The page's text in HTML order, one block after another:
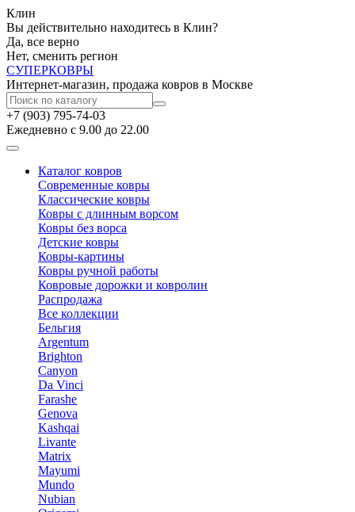
Клин
Вы действительно находитесь в Клин?
Да, все верно
Нет, сменить регион
СУПЕРКОВРЫ
Интернет-магазин, продажа ковров в Москве
+7 (903) 795-74-03
Ежедневно с 9.00 до 22.00
Каталог ковров
Современные ковры
Классические ковры
Ковры с длинным ворсом
Ковры без ворса
Детские ковры
Ковры-картины
Ковры ручной работы
Ковровые дорожки и ковролин
Распродажа
Все коллекции
Бельгия
Argentum
Brighton
Canyon
Da Vinci
Farashe
Genova
Kashqai
Livante
Matrix
Mayumi
Mundo
Nubian